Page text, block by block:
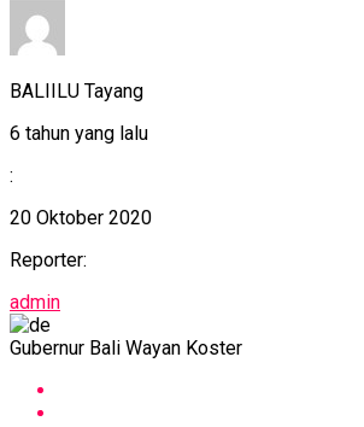
BALIILU Tayang
6 tahun yang lalu
:
20 Oktober 2020
Reporter:
admin
Gubernur Bali Wayan Koster